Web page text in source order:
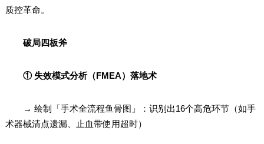
质控革命。
破局四板斧
① 失效模式分析（FMEA）落地术
→ 绘制「手术全流程鱼骨图」：识别出16个高危环节（如手
术器械清点遗漏、止血带使用超时）